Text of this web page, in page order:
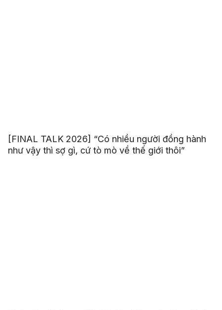
[FINAL TALK 2026] “Có nhiều người đồng hành
như vậy thì sợ gì, cứ tò mò về thế giới thôi”